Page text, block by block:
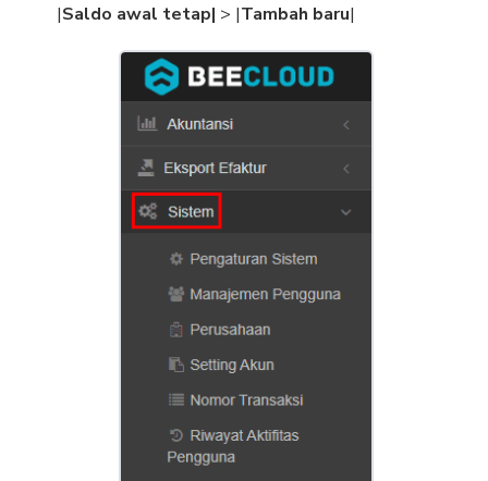
|Saldo awal tetap| > |Tambah baru|